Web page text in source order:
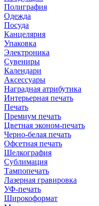
Полиграфия
Одежда
Посуда
Канцелярия
Упаковка
Электроника
Сувениры
Календари
Аксессуары
Наградная атрибутика
Интерьерная печать
Печать
Премиум печать
Цветная эконом-печать
Черно-белая печать
Офсетная печать
Шелкография
Сублимация
Тампопечать
Лазерная гравировка
УФ-печать
Широкоформат